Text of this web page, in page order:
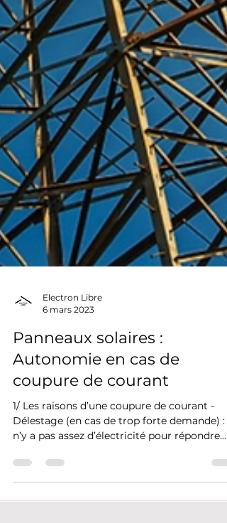
6 mars 2023
Panneaux solaires :
Autonomie en cas de
coupure de courant
1/ Les raisons d’une coupure de courant -
n’y a pas assez d’électricité pour répondre...